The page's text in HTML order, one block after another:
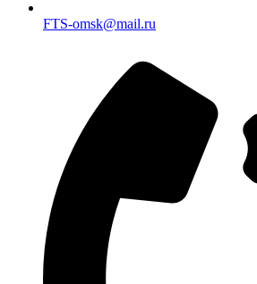
FTS-omsk@mail.ru